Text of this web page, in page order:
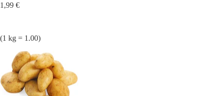
1,99 €
(1 kg = 1.00)